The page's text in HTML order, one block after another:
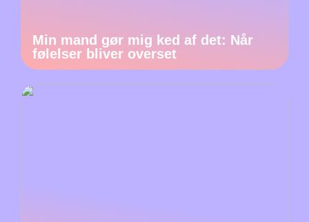
Min mand gør mig ked af det: Når
følelser bliver overset